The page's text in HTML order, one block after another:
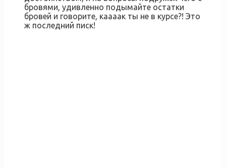
бровями, удивленно подымайте остатки
бровей и говорите, каааак ты не в курсе?! Это
ж последний писк!